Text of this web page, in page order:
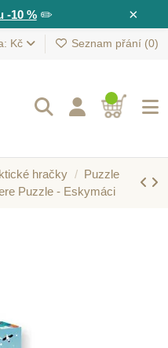
×
-10 %✏️
Kč Seznam přání (0)
hračky
Puzzle
Puzzle - Eskymáci